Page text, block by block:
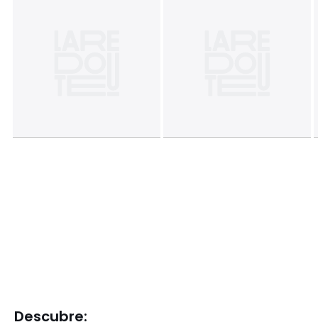
Descubre: